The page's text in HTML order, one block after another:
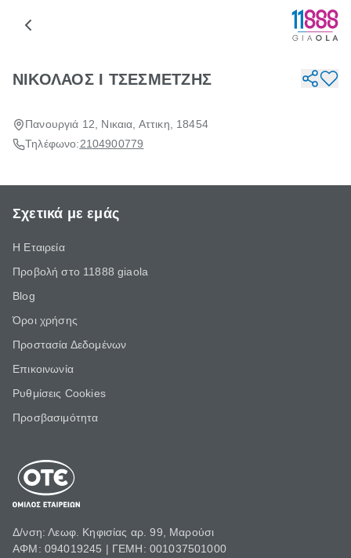
ΝΙΚΟΛΑΟΣ Ι ΤΣΕΣΜΕΤΖΗΣ
Πανουργιά 12, Νικαια, Αττικη, 18454
Τηλέφωνο:2104900779
Σχετικά με εμάς
Η Εταιρεία
Προβολή στο 11888 giaola
Blog
Όροι χρήσης
Προστασία Δεδομένων
Επικοινωνία
Ρυθμίσεις Cookies
Προσβασιμότητα
Δ/νση: Λεωφ. Κηφισίας αρ. 99, Μαρούσι
ΑΦΜ: 094019245 | ΓΕΜΗ: 001037501000